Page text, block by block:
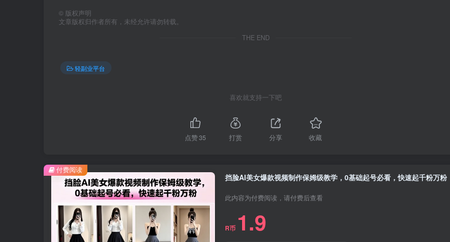
© 版权声明
文章版权归作者所有，未经允许请勿转载。
THE END
轻副业平台
喜欢就支持一下吧
点赞35 打赏 分享 收藏
挡脸AI美女爆款视频制作保姆级教学，0基础起号必看，快速起千粉万粉
此内容为付费阅读，请付费后查看
R币 1.9
付费阅读